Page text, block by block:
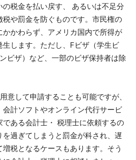
税金を払い戻す、 あるいは不足分
税や罰金を防ぐものです。市民権の
かわらず、アメリカ国内で所得が
します。ただし、Fビザ（学生ビ
ビザ）など、一部のビザ保持者は除
意して申請することも可能ですが、
計ソフトやオンライン代行サービ
ある会計士・ 税理士に依頼するの
過ぎてしまうと罰金が科され、遅
税となるケースもあります。そう